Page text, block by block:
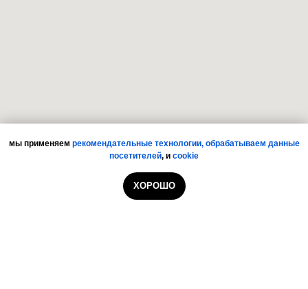
мы применяем рекомендательные технологии, обрабатываем данные
посетителей, и cookie
ХОРОШО